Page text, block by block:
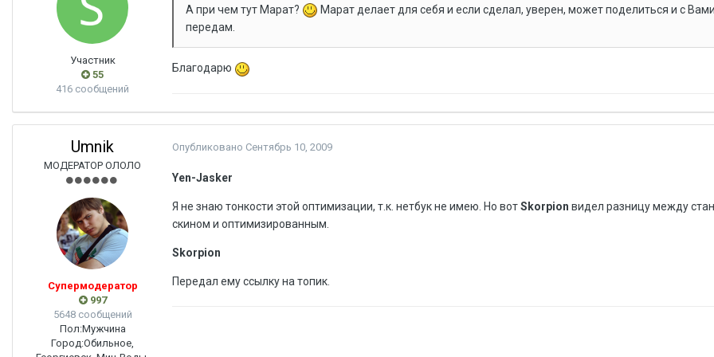
Участник
55
416 сообщений
А при чем тут Марат?
Марат делает для себя и если сделал, уверен, может поделиться и с
передам.
Благодарю
Umnik
МОДЕРАТОР ОЛОЛО
Супермодератор
997
5648 сообщений
Пол:Мужчина
Город:Обильное,
Опубликовано Сентябрь 10, 2009
Yen-Jasker
Я не знаю тонкости этой оптимизации, т.к. нетбук не имею. Но вотSkorpion видел разницу между
скином и оптимизированным.
Skorpion
Передал ему ссылку на топик.